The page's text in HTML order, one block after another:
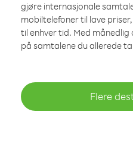
gjøre internasjonale
mobiltelefoner til lave
til enhver tid. Med
på samtalene du allerede
Flere